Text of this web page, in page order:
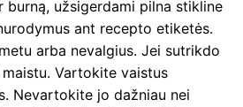
burną, užsigerdami pilna stikline
ant recepto etiketės.
arba nevalgius. Jei sutrikdo
Vartokite vaistus
Nevartokite jo dažniau nei